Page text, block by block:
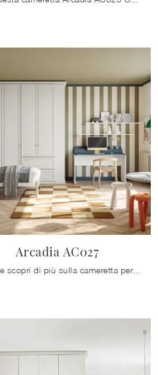
Arcadia AC027
Clicca e scopri di più sulla cameretta per ragazzi Arcadia AC027! Le Camerette a ponte Colombini Casa ti attendono.